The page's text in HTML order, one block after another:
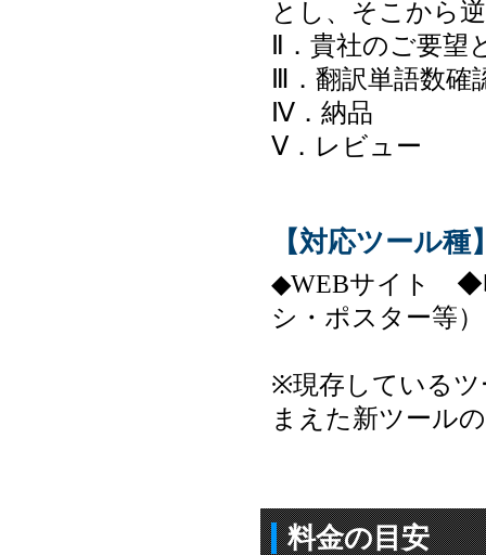
とし、そこから
Ⅱ．貴社のご要
Ⅲ．翻訳単語数確
Ⅳ．納品
Ⅴ．レビュー
【対応ツール種
◆WEBサイト ◆
シ・ポスター
※現存しているツ
まえた新ツール
料金の目安